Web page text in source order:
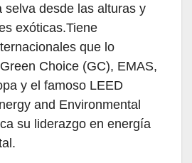
selva desde las alturas y
exóticas.Tiene
que lo
Choice (GC), EMAS,
y el famoso LEED
and Environmental
su liderazgo en energía